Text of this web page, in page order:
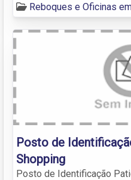
Reboques e Oficinas
Posto de
Shopping
Posto de Identificação